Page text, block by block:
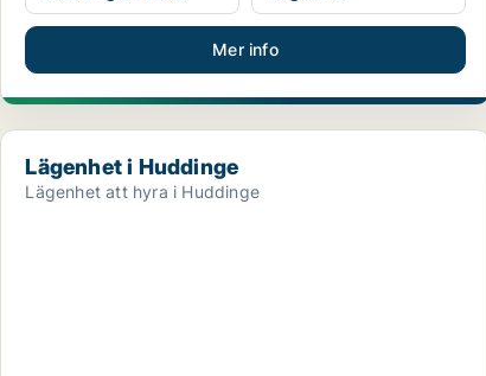
Mer info
Lägenhet i Huddinge
Lägenhet i Huddinge
Lägenhet att hyra i Huddinge